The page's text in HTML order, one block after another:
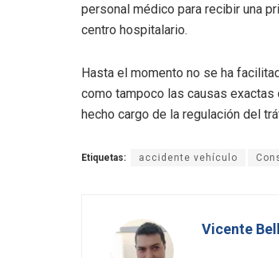
personal médico para recibir una
centro hospitalario.
Hasta el momento no se ha
como tampoco las causas
hecho cargo de la regulación del
Etiquetas: accidente vehículo
Vicente